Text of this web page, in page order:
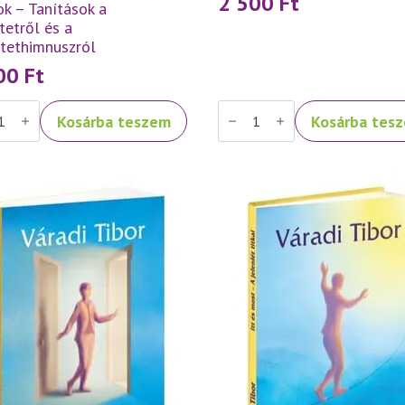
– Tanítások a
és a
Ft
Kosárba teszem
Váradi
Tibor:
Fénykereszt
Kosárba